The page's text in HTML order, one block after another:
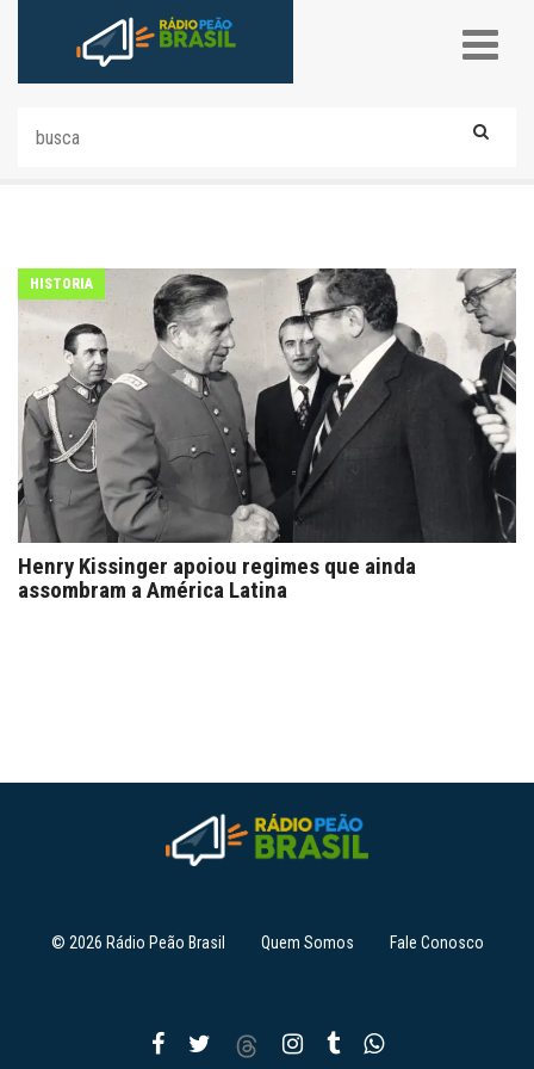
HISTORIA
Henry Kissinger apoiou regimes que ainda
assombram a América Latina
© 2026 Rádio Peão Brasil Quem Somos Fale Conosco